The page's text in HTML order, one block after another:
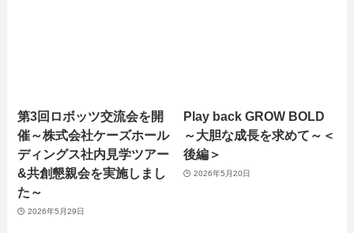
第3回ロボッツ交流会を開
催～株式会社ケーズホール
ディングス社内見学ツアー
&共創懇親会を実施しまし
た～
2026年5月29日
Play back GROW BOLD
～大胆な成長を求めて～＜
後編＞
2026年5月20日